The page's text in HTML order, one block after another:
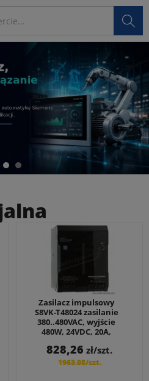

Zasilacz impulsowy
S8VK-T48024 zasilanie
380..480VAC, wyjście
480W, 24VDC, 20A,
828,26 zł/szt.
podstawowa
1963.08/szt.